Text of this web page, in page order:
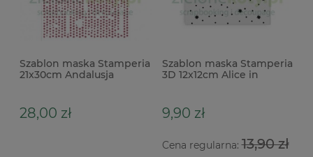
Szablon maska Stamperia
21x30cm Andalusja
28,00 zł
Szablon maska Stamperia
3D 12x12cm Alice in
9,90 zł
Cena regularna:13,90 zł